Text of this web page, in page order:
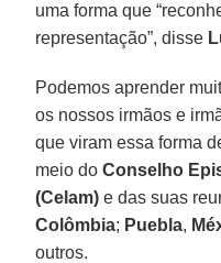
uma forma que
representação”, disse
Podemos aprender
os nossos irmãos e
que viram essa forma
meio doConselho
(Celam) e das suas
Colômbia; Puebla,
outros.